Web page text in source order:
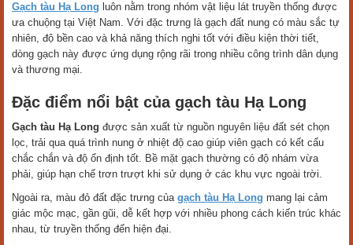
Gạch tàu Hạ Long luôn nằm trong nhóm vật liệu lát truyền thống được
ưa chuộng tại Việt Nam. Với đặc trưng là gạch đất nung có màu sắc tự
nhiên, độ bền cao và khả năng thích nghi tốt với điều kiện thời tiết,
dòng gạch này được ứng dụng rộng rãi trong nhiều công trình dân dụng
và thương mại.
Đặc điểm nổi bật của gạch tàu Hạ Long
Gạch tàu Hạ Long được sản xuất từ nguồn nguyên liệu đất sét chọn
lọc, trải qua quá trình nung ở nhiệt độ cao giúp viên gạch có kết cấu
chắc chắn và độ ổn định tốt. Bề mặt gạch thường có độ nhám vừa
phải, giúp hạn chế trơn trượt khi sử dụng ở các khu vực ngoài trời.
Ngoài ra, màu đỏ đất đặc trưng của gạch tàu Hạ Long mang lại cảm
giác mộc mạc, gần gũi, dễ kết hợp với nhiều phong cách kiến trúc khác
nhau, từ truyền thống đến hiện đại.